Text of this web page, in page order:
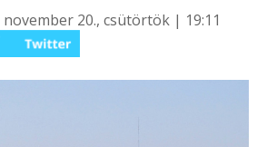
20., csütörtök | 19:11